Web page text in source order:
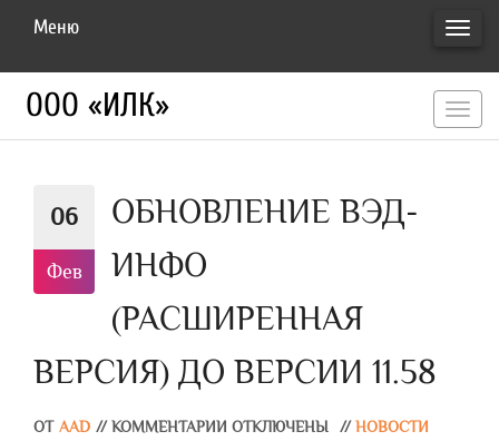
Меню
ООО «ИЛК»
06
Фев
ОБНОВЛЕНИЕ ВЭД-
ИНФО
(РАСШИРЕННАЯ
ВЕРСИЯ) ДО ВЕРСИИ 11.58
ОТ AAD // КОММЕНТАРИИ ОТКЛЮЧЕНЫ // НОВОСТИ